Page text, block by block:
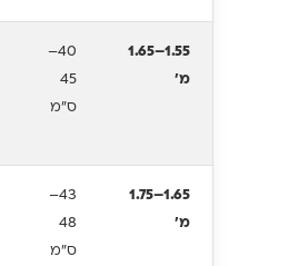
1.55–1.65
מ'
40–
45
ס"מ
1.65–1.75
מ'
43–
48
ס"מ